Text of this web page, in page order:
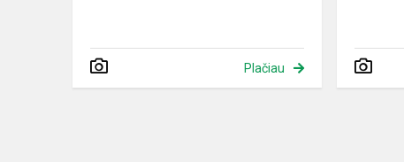
Plačiau